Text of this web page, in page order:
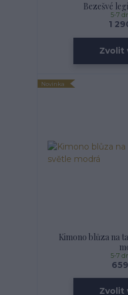
Bezešvé
1
5-7
Zvolit
Novinka
Kimono blůza na
5-7
Zvolit